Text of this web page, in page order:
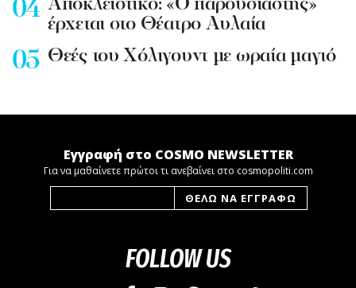
Aποκλειστικό: «Ο παρουσιαστής»
έρχεται στο Θέατρο Αυλαία
Θεές του Χόλιγουντ με ωραία μαγιό
Εγγραφή στο COSMO NEWSLETTER
Για να μαθαίνετε πρώτοι τι ανεβαίνει στο cosmopoliti.com
FOLLOW US